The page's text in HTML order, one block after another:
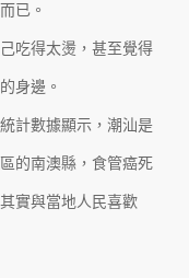
已。
吃得太燙，甚至覺得
身邊。
計數據顯示，潮汕是
的南澳縣，食管癌死
實與當地人民喜歡